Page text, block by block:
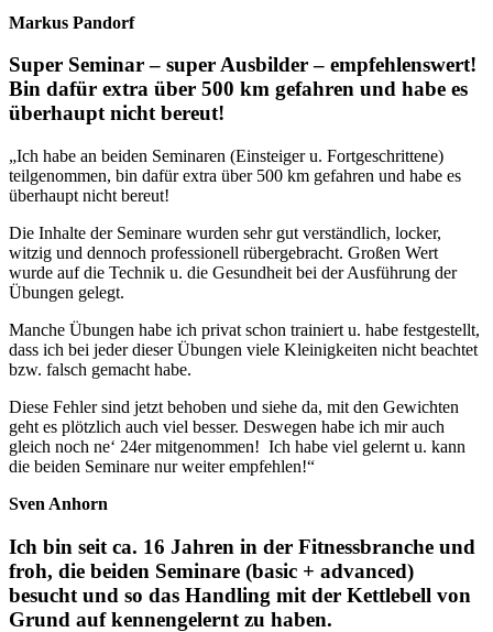
Markus Pandorf
Super Seminar – super Ausbilder – empfehlenswert!
Bin dafür extra über 500 km gefahren und habe es
überhaupt nicht bereut!
„Ich habe an beiden Seminaren (Einsteiger u. Fortgeschrittene)
teilgenommen, bin dafür extra über 500 km gefahren und habe es
überhaupt nicht bereut!
Die Inhalte der Seminare wurden sehr gut verständlich, locker,
witzig und dennoch professionell rübergebracht. Großen Wert
wurde auf die Technik u. die Gesundheit bei der Ausführung der
Übungen gelegt.
Manche Übungen habe ich privat schon trainiert u. habe festgestellt,
dass ich bei jeder dieser Übungen viele Kleinigkeiten nicht beachtet
bzw. falsch gemacht habe.
Diese Fehler sind jetzt behoben und siehe da, mit den Gewichten
geht es plötzlich auch viel besser. Deswegen habe ich mir auch
gleich noch ne‘ 24er mitgenommen! Ich habe viel gelernt u. kann
die beiden Seminare nur weiter empfehlen!“
Sven Anhorn
Ich bin seit ca. 16 Jahren in der Fitnessbranche und
froh, die beiden Seminare (basic + advanced)
besucht und so das Handling mit der Kettlebell von
Grund auf kennengelernt zu haben.